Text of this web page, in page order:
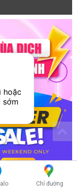
Chỉ đường
hoặc
sớm